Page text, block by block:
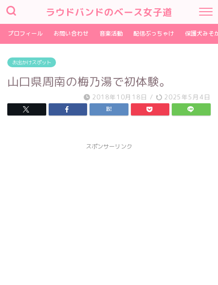
ラウドバンドのベース女子道
プロフィール お問い合わせ 音楽活動 配信ぶっちゃけ 保護犬みそ
お出かけスポット
山口県周南の梅乃湯で初体験。
2018年10月18日 / 2025年5月4日
スポンサーリンク